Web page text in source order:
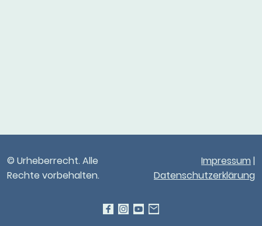
© Urheberrecht. Alle
Rechte vorbehalten.
Impressum |
Datenschutzerklärung